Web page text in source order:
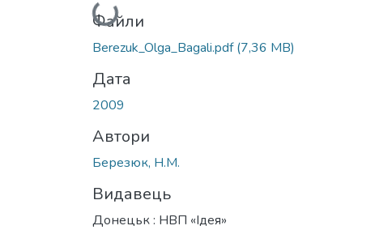
Вантажиться...
Файли
Berezuk_Olga_Bagali.pdf(7,36 MB)
Дата
2009
Автори
Березюк, Н.М.
Видавець
Донецьк : НВП «Ідея»